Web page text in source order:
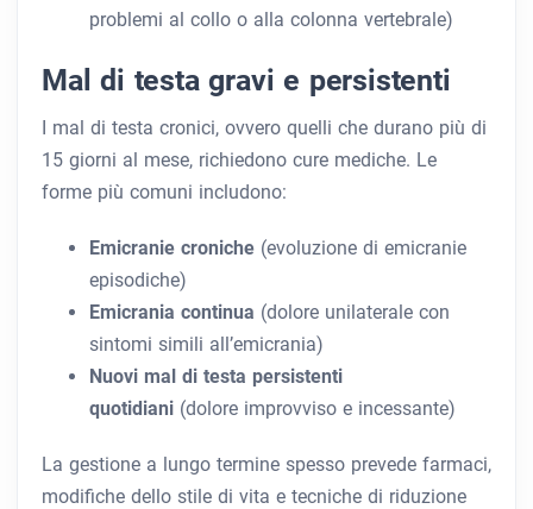
problemi al collo o alla colonna vertebrale)
Mal di testa gravi e persistenti
I mal di testa cronici, ovvero quelli che durano più di
15 giorni al mese, richiedono cure mediche. Le
forme più comuni includono:
Emicranie croniche (evoluzione di emicranie
episodiche)
Emicrania continua (dolore unilaterale con
sintomi simili all’emicrania)
Nuovi mal di testa persistenti
quotidiani (dolore improvviso e incessante)
La gestione a lungo termine spesso prevede farmaci,
modifiche dello stile di vita e tecniche di riduzione